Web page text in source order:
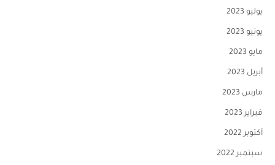
يوليو 2023
يونيو 2023
مايو 2023
أبريل 2023
مارس 2023
فبراير 2023
أكتوبر 2022
سبتمبر 2022